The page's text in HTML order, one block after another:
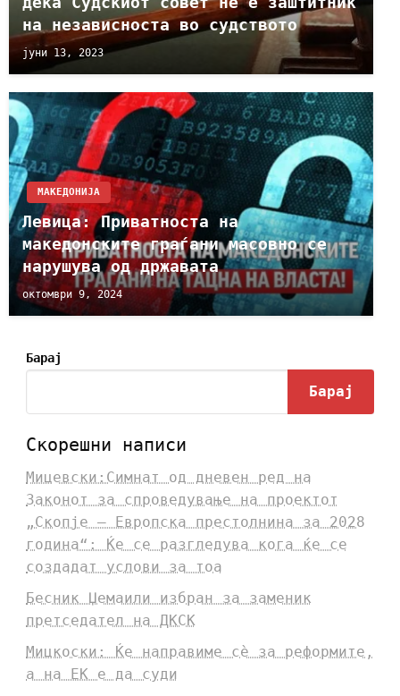
на независноста во судството
јуни 13, 2023
МАКЕДОНИЈА
Левица: Приватноста на
македонските граѓани масовно се
нарушува од државата
октомври 9, 2024
Барај
Барај
Скорешни написи
Мицевски:Симнат од дневен ред на
Законот за спроведување на проектот
„Скопје – Европска престолнина за 2028
година“: Ќе се разгледува кога ќе се
создадат услови за тоа
Бесник Џемаили избран за заменик
претседател на ДКСК
Мицкоски: Ќе направиме сè за реформите,
а на ЕК е да суди